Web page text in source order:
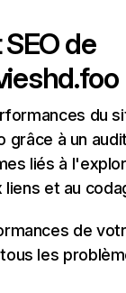
de
du
grâce à un
liés à
liens et au
de
les